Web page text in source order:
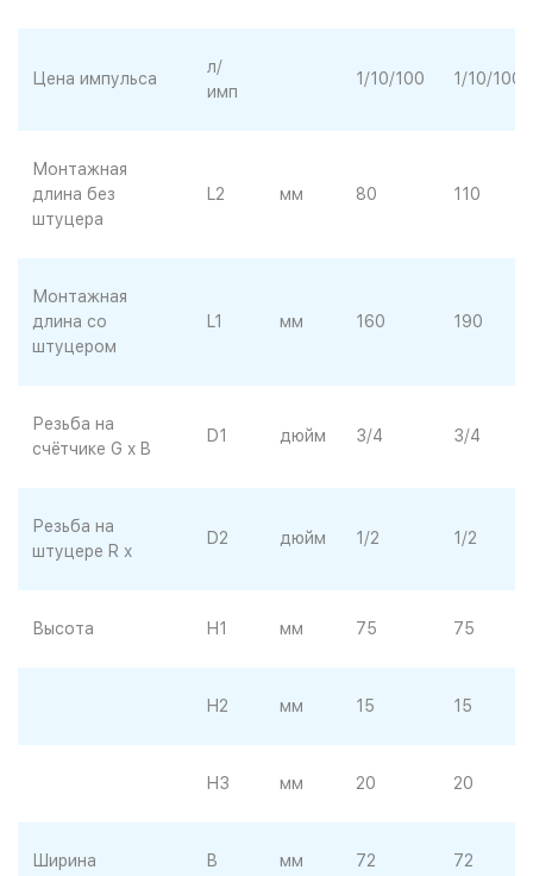
Цена импульса
л/
имп
1/10/100 1/10/100
Монтажная
длина без
штуцера
L2 мм 80 110
Монтажная
длина со
штуцером
L1 мм 160 190
Резьба на
счётчике G x B
D1 дюйм 3/4 3/4
Резьба на
штуцере R x
D2 дюйм 1/2 1/2
Высота H1 мм 75 75
H2 мм 15 15
H3 мм 20 20
Ширина B мм 72 72